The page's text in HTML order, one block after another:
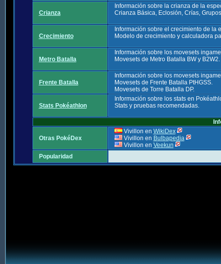
Crianza
Información sobre la crianza de la
Crianza Básica, Eclosión, Crías,
Crecimiento
Información sobre el crecimiento de la
Modelo de crecimiento y calculadora
Metro Batalla
Información sobre los movesets
Movesets de Metro Batalla BW y B2W2.
Frente Batalla
Información sobre los movesets
Movesets de Frente Batalla PtHGSS.
Movesets de Torre Batalla DP.
Stats Pokéathlon
Información sobre los stats en
Stats y pruebas recomendadas.
Otras PokéDex
Vivillon en WikiDex
Vivillon en Bulbapedia
Vivillon en Veekun
Popularidad